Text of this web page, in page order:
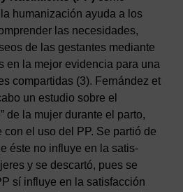
humani­zación ayuda a los
las necesidades,
de las ges­tantes mediante
en la mejor evidencia para una
compartidas (3). Fernández et
un estudio sobre el
de la mujer durante el parto,
con el uso del PP. Se partió de
éste no influye en la satis­
y se descartó, pues se
sí influye en la satisfacción